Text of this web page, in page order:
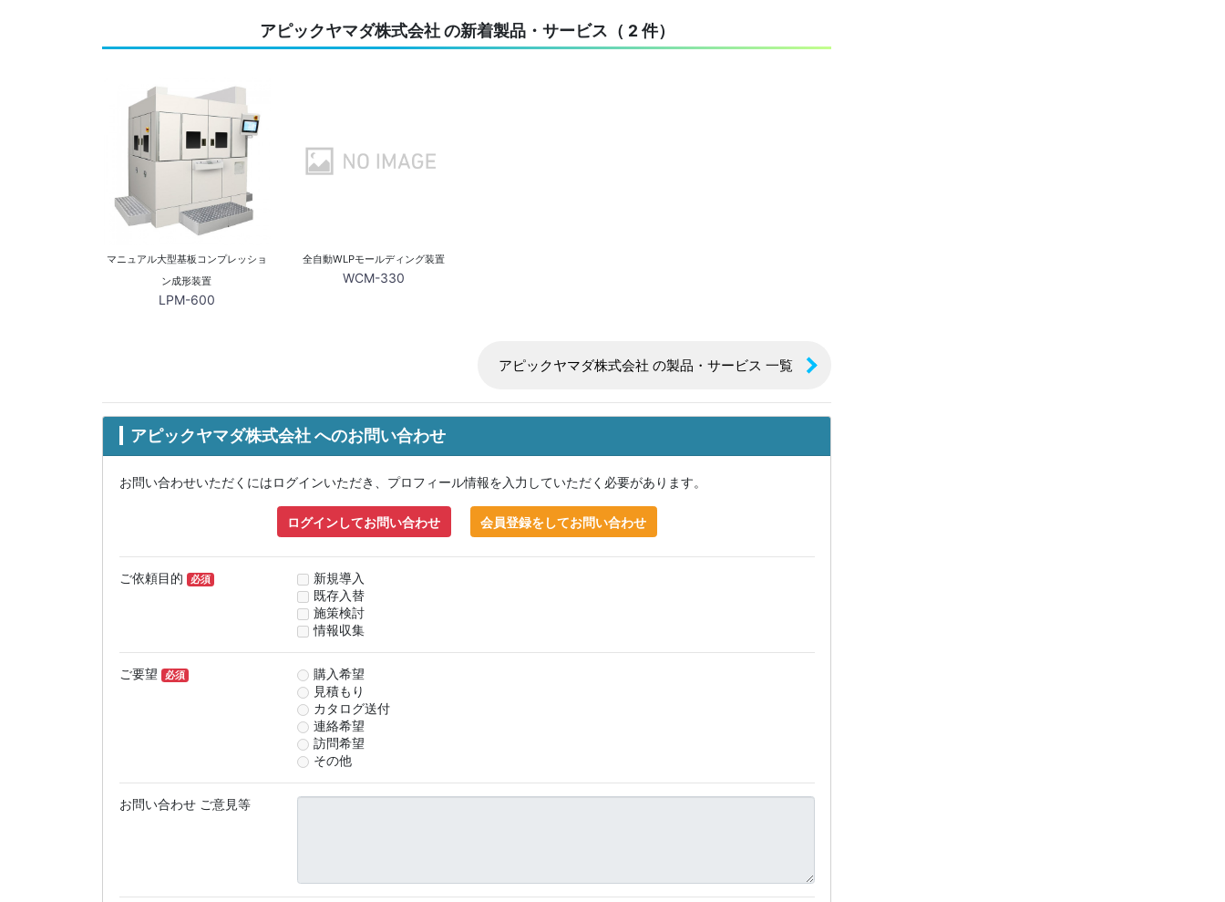
アピックヤマダ株式会社 の新着製品・サービス（ 2 件）
マニュアル大型基板コンプレッショ
ン成形装置
LPM-600
全自動WLPモールディング装置
WCM-330
アピックヤマダ株式会社 の製品・サービス 一覧
アピックヤマダ株式会社 へのお問い合わせ
お問い合わせいただくにはログインいただき、プロフィール情報を入力していただく必要があります。
ログインしてお問い合わせ 会員登録をしてお問い合わせ
ご依頼目的 必須
新規導入
既存入替
施策検討
情報収集
ご要望 必須
購入希望
見積もり
カタログ送付
連絡希望
訪問希望
その他
お問い合わせ ご意見等